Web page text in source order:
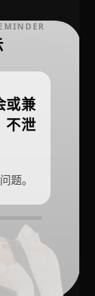
或兼
不泄
题。